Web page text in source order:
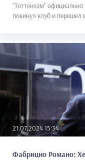
"Тоттенхэм"
покинул клуб и
21.07.2024 15:34
Фабрицио Романо: